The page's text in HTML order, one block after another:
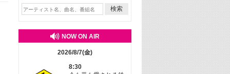
NOW ON AIR
2026/8/7(金)
8:30